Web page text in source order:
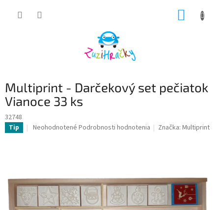
Multiprint - Darčekový set pečiatok
Vianoce 33 ks
32748
Tip
Priemerné
5
hviezdičiek.
Neohodnotené Podrobnosti hodnotenia Značka:Multiprint